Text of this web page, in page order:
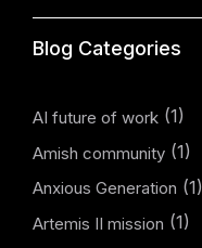
Blog Categories
AI future of work (1)
Amish community (1)
Anxious Generation (1)
Artemis II mission (1)